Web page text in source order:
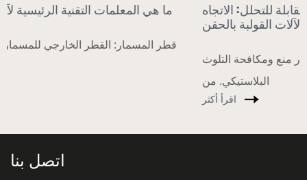
زيادة الطلب على المواد البلاستيكية القابلة للتحلل: الاتجاه
العام للتحول التكنولوجي لآلات القولبة بالحقن
منذ بداية هذا العام ، عزز بلدي باستمرار منع ومكافحة التلوث
اتصل بنا